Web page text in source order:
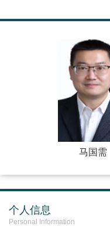
马国需
个人信息
Personal Information